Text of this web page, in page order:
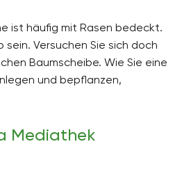
ist häufig mit Rasen bedeckt.
sein. Versuchen Sie sich doch
Baumscheibe. Wie Sie eine
und bepflanzen,
Mediathek